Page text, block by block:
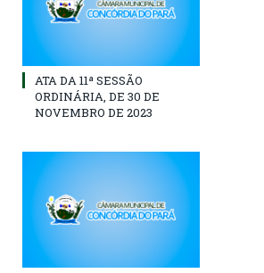
ATA DA 11ª SESSÃO
ORDINÁRIA, DE 30 DE
NOVEMBRO DE 2023